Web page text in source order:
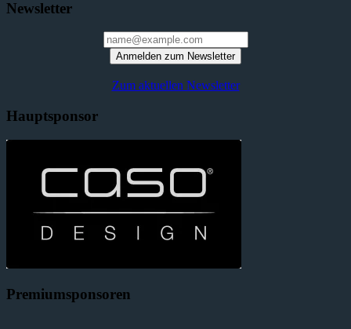
Newsletter
Anmelden zum Newsletter
Zum aktuellen Newsletter
Hauptsponsor
Premiumsponsoren